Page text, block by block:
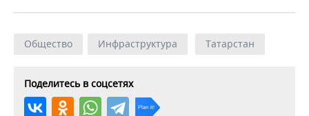
Общество Инфраструктура Татарстан
Поделитесь в соцсетях